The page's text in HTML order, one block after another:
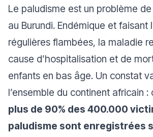
Le paludisme est un problème
au Burundi. Endémique et faisant
régulières flambées, la maladie
cause d’hospitalisation et de
enfants en bas âge. Un constat
l’ensemble du continent africain
plus de 90% des 400.000
paludisme sont enregistrées